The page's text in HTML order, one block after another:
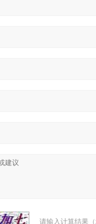
请输入计算结果